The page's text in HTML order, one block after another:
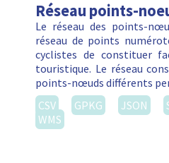
Réseau points-
Le réseau des points-
réseau de points
cyclistes de constituer
touristique. Le réseau
points-nœuds différents
CSV
GPKG JSON
WMS